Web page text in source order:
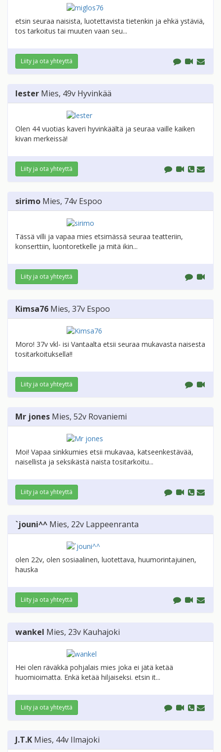
etsin seuraa naisista, luotettavista tietenkin ja ehkä ystäviä,
tos tarkoitus tai muuten vaan seu...
Liity ja ota yhteyttä
lester Mies, 49v Hyvinkää
Olen 44 vuotias kaveri hyvinkäältä ja seuraa vaille kaiken
kivan merkeissä!
Liity ja ota yhteyttä
sirimo Mies, 74v Espoo
Tässä villi ja vapaa mies etsimässä seuraa teatteriin,
konserttiin, luontoretkelle ja mitä ikin...
Liity ja ota yhteyttä
Kimsa76 Mies, 37v Espoo
Moro! 37v vkl- isi Vantaalta etsii seuraa mukavasta naisesta
tositarkoituksella!!
Liity ja ota yhteyttä
Mr jones Mies, 52v Rovaniemi
Moi! Vapaa sinkkumies etsii mukavaa, katseenkestävää,
naisellista ja seksikästä naista tositarkoitu...
Liity ja ota yhteyttä
`jouni^^ Mies, 22v Lappeenranta
olen 22v, olen sosiaalinen, luotettava, huumorintajuinen,
hauska
Liity ja ota yhteyttä
wankel Mies, 23v Kauhajoki
Hei olen räväkkä pohjalais mies joka ei jätä ketää
huomioimatta. Enkä ketää hiljaiseksi. etsin it...
Liity ja ota yhteyttä
J.T.K Mies, 44v Ilmajoki